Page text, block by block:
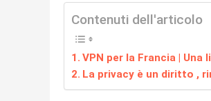
Contenuti dell'articolo
VPN per la Francia | Una
La privacy è un diritto ,